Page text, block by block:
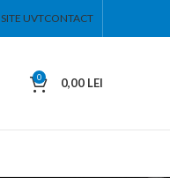
SITE UVTCONTACT
0 0,00 LEI